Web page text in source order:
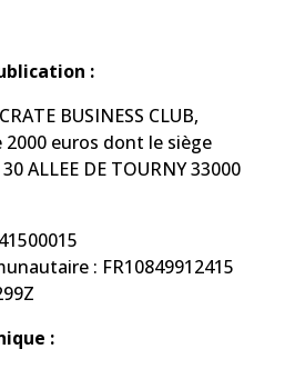
:
BUSINESS CLUB,
2000 euros dont le siège
ALLEE DE TOURNY 33000
: FR10849912415
: